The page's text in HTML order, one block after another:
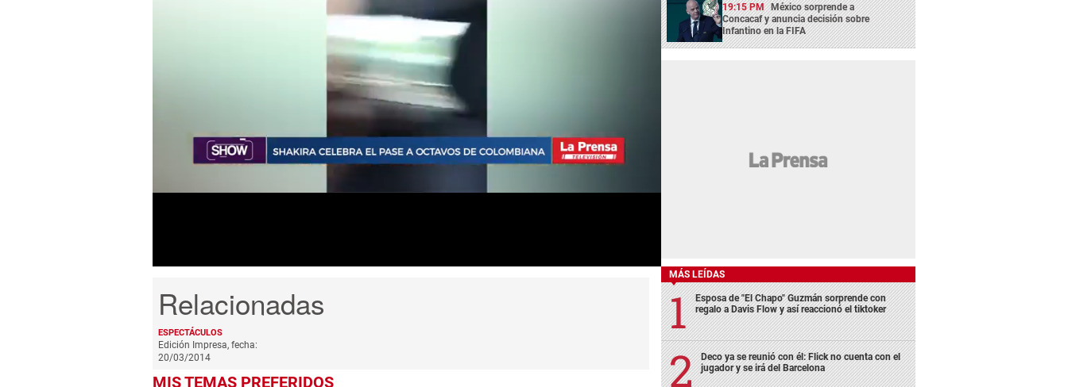
seconds
ESPECTÁCULOS
Edición Impresa, fecha:
20/03/2014
MIS TEMAS PREFERIDOS
19:15 PM México sorprende a
Concacaf y anuncia decisión sobre
Infantino en la FIFA
MÁS LEÍDAS
Esposa de "El Chapo" Guzmán sorprende con
regalo a Davis Flow y así reaccionó el tiktoker
Deco ya se reunió con él: Flick no cuenta con el
jugador y se irá del Barcelona